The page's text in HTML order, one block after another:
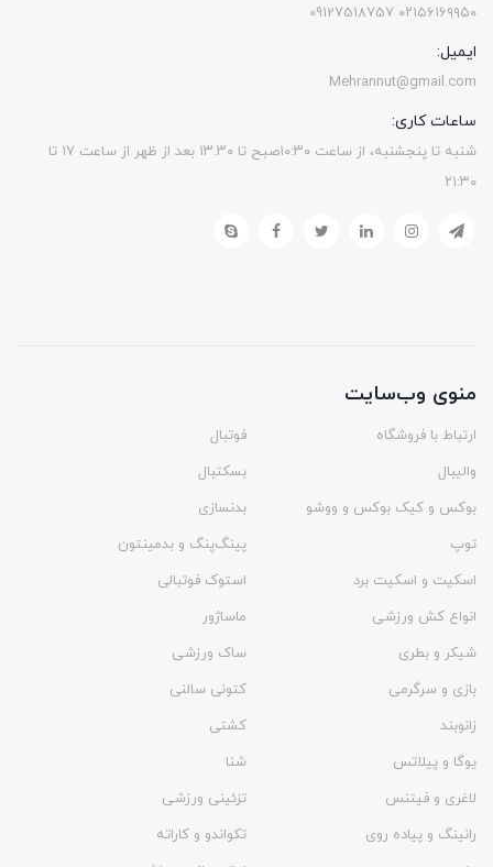
۰۲۱۵۶۱۶۹۹۵۰ 09127518757
ایمیل:
Mehrannut@gmail.com
ساعات کاری:
شنبه تا پنجشنبه، از ساعت ۱۰:۳۰صبح تا ۱۳.۳۰ بعد از ظهر از ساعت ۱۷ تا
۲۱:۳۰
منوی وب‌سایت
ارتباط با فروشگاه
فوتبال
والیبال
بسکتبال
بوکس و کیک بوکس و ووشو
بدنسازی
توپ
پینگ‌پنگ و بدمينتون
اسکیت و اسکیت برد
استوک فوتبالی
انواع کش ورزشی
ماساژور
شیکر و بطری
ساک ورزشی
بازی و سرگرمی
کتونی سالنی
زانوبند
کشتی
یوگا و پیلاتس
شنا
لاغری و فیتنس
تزئینی ورزشی
رانینگ و پیاده روی
تکواندو و کاراته